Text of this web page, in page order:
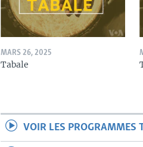
MARS 26, 2025
Tabale
VOIR LES PROGRAMMES